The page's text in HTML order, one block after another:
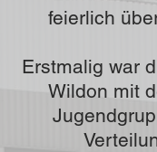
feierlich
Erstmalig war
Wildon mit